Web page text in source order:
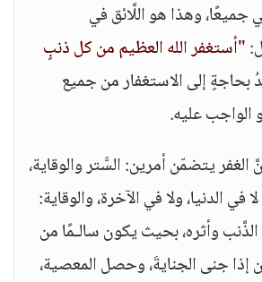
جميعًا، وهذا هو اللَّائق في
"أستغفر الله العظيم من كل ذنبٍ
بحاجةٍ إلى الاستغفار من جميع
الواجب عليه.
الغفر يتضمّن أمرين: السَّتر والوقاية،
الدنيا، ولا في الآخرة، والوقاية:
وأثره، بحيث يكون سالـمًا من
إذا جنى الجنايةَ، وحصل المعصية،